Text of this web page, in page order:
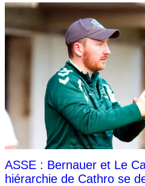
ASSE : Bernauer et Le
hiérarchie de Cathro se